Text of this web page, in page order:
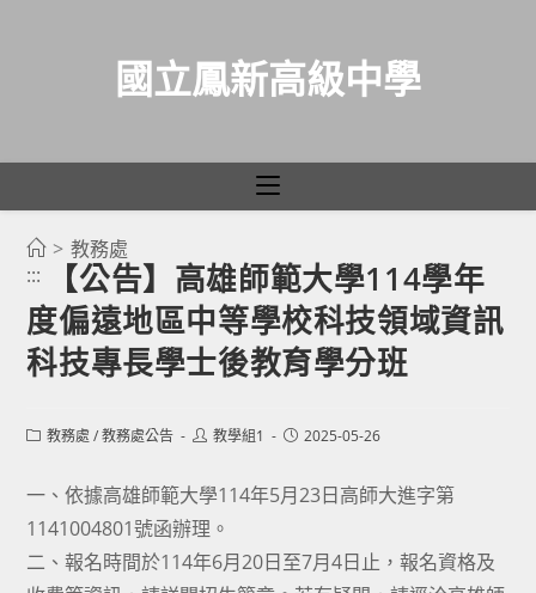
國立鳳新高級中學
> 教務處
:::
【公告】高雄師範大學114學年
度偏遠地區中等學校科技領域資訊
科技專長學士後教育學分班
Post教務處 / 教務處公告
Post教學組1
Post2025-05-26
一、依據高雄師範大學114年5月23日高師大進字第
1141004801號函辦理。
二、報名時間於114年6月20日至7月4日止，報名資格及